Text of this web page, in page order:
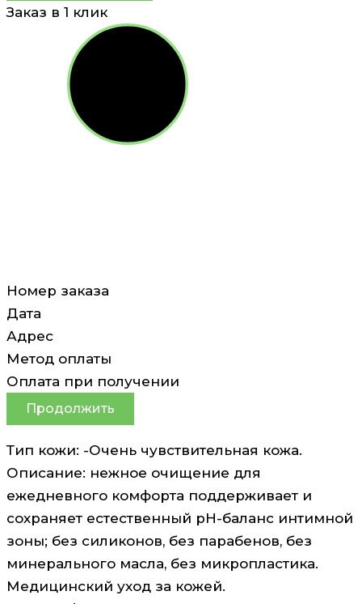
Заказ в 1 клик
Номер заказа
Дата
Адрес
Метод оплаты
Оплата при получении
Продолжить
Тип кожи: -Очень чувствительная кожа.
Описание: нежное очищение для
ежедневного комфорта поддерживает и
сохраняет естественный pH-баланс интимной
зоны; без силиконов, без парабенов, без
минерального масла, без микропластика.
Медицинский уход за кожей.